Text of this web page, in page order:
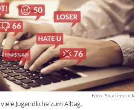
Foto: Shutterstock
Jugendliche zum Alltag.